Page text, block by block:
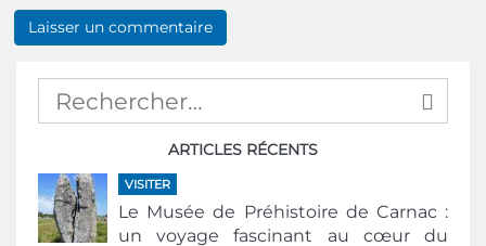
ARTICLES RÉCENTS
VISITER
Le Musée de Préhistoire de Carnac :
un voyage fascinant au cœur du